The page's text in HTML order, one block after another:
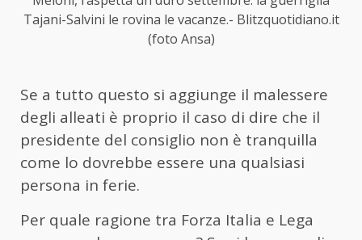
Tajani-Salvini le rovina le vacanze.- Blitzquotidiano.it
(foto Ansa)
Se a tutto questo si aggiunge il malessere
degli alleati è proprio il caso di dire che il
presidente del consiglio non è tranquilla
come lo dovrebbe essere una qualsiasi
persona in ferie.
Per quale ragione tra Forza Italia e Lega